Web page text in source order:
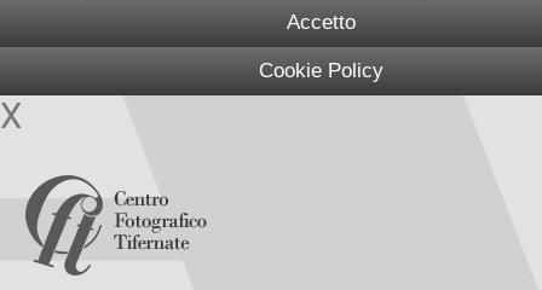
Accetto
Cookie Policy
X